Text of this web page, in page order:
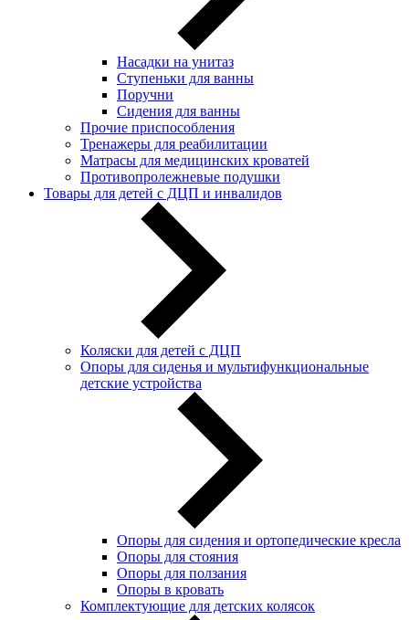
Насадки на унитаз
Ступеньки для ванны
Поручни
Сидения для ванны
Прочие приспособления
Тренажеры для реабилитации
Матрасы для медицинских кроватей
Противопролежневые подушки
Товары для детей с ДЦП и инвалидов
Коляски для детей с ДЦП
Опоры для сиденья и мультифункциональные
детские устройства
Опоры для сидения и ортопедические кресла
Опоры для стояния
Опоры для ползания
Опоры в кровать
Комплектующие для детских колясок